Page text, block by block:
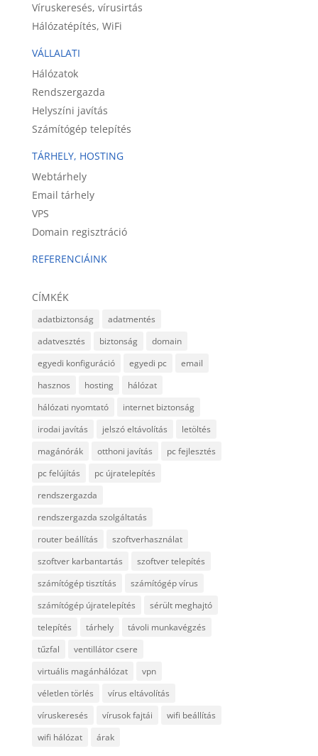
Víruskeresés, vírusirtás
Hálózatépítés, WiFi
VÁLLALATI
Hálózatok
Rendszergazda
Helyszíni javítás
Számítógép telepítés
TÁRHELY, HOSTING
Webtárhely
Email tárhely
VPS
Domain regisztráció
REFERENCIÁINK
CÍMKÉK
adatbiztonság
adatmentés
adatvesztés
biztonság
domain
egyedi konfiguráció
egyedi pc
email
hasznos
hosting
hálózat
hálózati nyomtató
internet biztonság
irodai javítás
jelszó eltávolítás
letöltés
magánórák
otthoni javítás
pc fejlesztés
pc felújítás
pc újratelepítés
rendszergazda
rendszergazda szolgáltatás
router beállítás
szoftverhasználat
szoftver karbantartás
szoftver telepítés
számítógép tisztítás
számítógép vírus
számítógép újratelepítés
sérült meghajtó
telepítés
tárhely
távoli munkavégzés
tűzfal
ventillátor csere
virtuális magánhálózat
vpn
véletlen törlés
vírus eltávolítás
víruskeresés
vírusok fajtái
wifi beállítás
wifi hálózat
árak